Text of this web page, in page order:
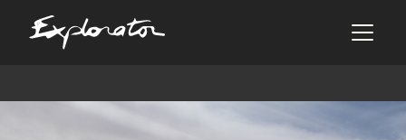
Les pays